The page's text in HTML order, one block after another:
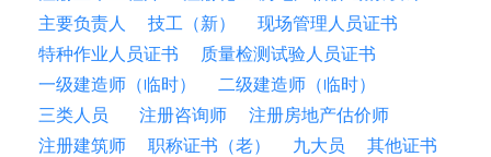
主要负责人
技工（新）
现场管理人员证书
特种作业人员证书
质量检测试验人员证书
一级建造师（临时）
二级建造师（临时）
三类人员
注册咨询师
注册房地产估价师
注册建筑师
职称证书（老） 九大员
其他证书